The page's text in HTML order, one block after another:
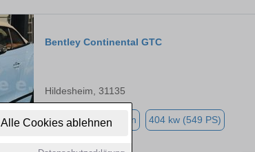
Alle Cookies ablehnen
Bentley Continental GTC
Hildesheim, 31135
19.500 km Benzin 404 kw (549 PS)